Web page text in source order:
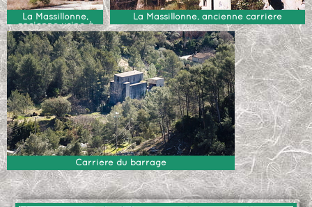
La Massillonne,
ancienne usine à
béton
La Massillonne, ancienne carrière
Carrière du barrage